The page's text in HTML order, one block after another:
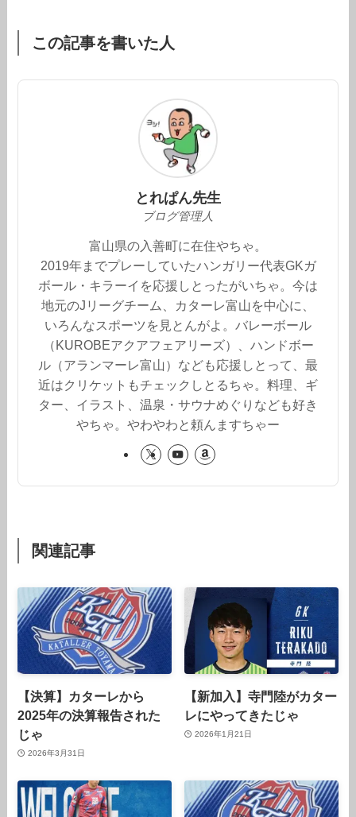
この記事を書いた人
とれぱん先生
ブログ管理人
富山県の入善町に在住やちゃ。
2019年までプレーしていたハンガリー代表GKガ
ボール・キラーイを応援しとったがいちゃ。今は
地元のJリーグチーム、カターレ富山を中心に、
いろんなスポーツを見とんがよ。バレーボール
（KUROBEアクアフェアリーズ）、ハンドボー
ル（アランマーレ富山）なども応援しとって、最
近はクリケットもチェックしとるちゃ。料理、ギ
ター、イラスト、温泉・サウナめぐりなども好き
やちゃ。やわやわと頼んますちゃー
関連記事
【決算】カターレから
2025年の決算報告された
じゃ
2026年3月31日
【新加入】寺門陸がカター
レにやってきたじゃ
2026年1月21日